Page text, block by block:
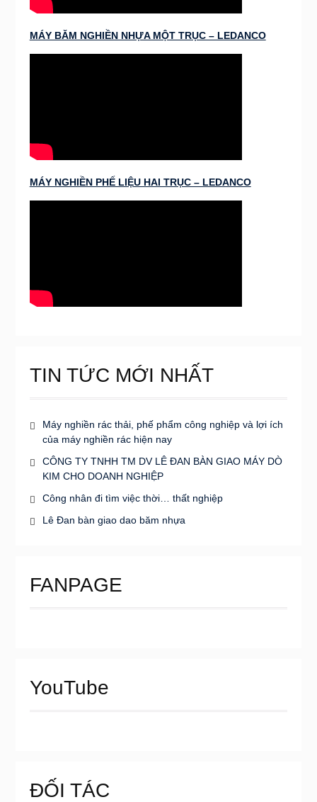
MÁY BĂM NGHIỀN NHỰA MỘT TRỤC – LEDANCO
MÁY NGHIỀN PHẾ LIỆU HAI TRỤC – LEDANCO
TIN TỨC MỚI NHẤT
Máy nghiền rác thải, phế phẩm công nghiệp và lợi ích
của máy nghiền rác hiện nay
CÔNG TY TNHH TM DV LÊ ĐAN BÀN GIAO MÁY DÒ
KIM CHO DOANH NGHIỆP
Công nhân đi tìm việc thời… thất nghiệp
Lê Đan bàn giao dao băm nhựa
FANPAGE
YouTube
ĐỐI TÁC